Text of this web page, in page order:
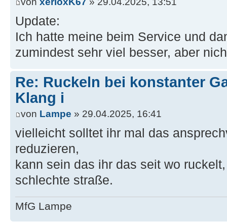
Update:
Ich hatte meine beim Service und
zumindest sehr viel besser, aber
Re: Ruckeln bei konstanter
Klang i
von Lampe » 29.04.2025, 16:41
vielleicht solltet ihr mal das
reduzieren,
kann sein das ihr das seit wo
schlechte straße.
MfG Lampe